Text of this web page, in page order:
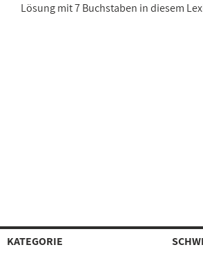
Lösung mit 7 Buchstaben in diesem
KATEGORIE